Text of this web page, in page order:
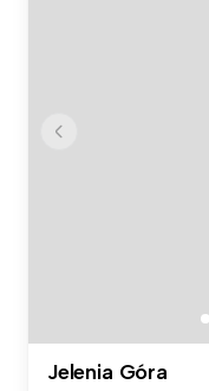
Jelenia Góra